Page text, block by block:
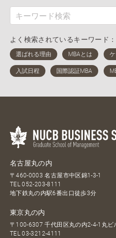
よく検索されているキーワード：
名古屋丸の内
〒460-0003 名古屋市中区錦1-3-1
TEL052-203-8111
地下鉄丸の内駅6番出口徒歩3分
東京丸の内
〒100-6307 千代田区丸の内2-4-1丸ビ
TEL03-3212-4111